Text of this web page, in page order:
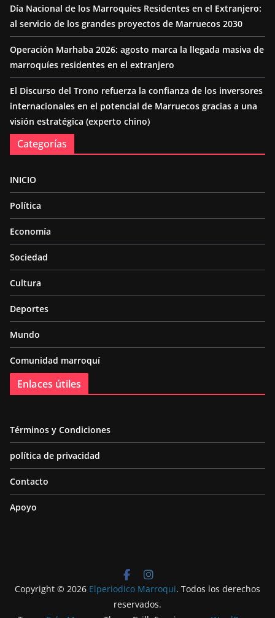
Día Nacional de los Marroquíes Residentes en el Extranjero:
al servicio de los grandes proyectos de Marruecos 2030
Operación Marhaba 2026: agosto marca la llegada masiva de
marroquíes residentes en el extranjero
El Discurso del Trono refuerza la confianza de los inversores
internacionales en el potencial de Marruecos gracias a una
visión estratégica (experto chino)
Categorías
INICIO
Política
Economía
Sociedad
Cultura
Deportes
Mundo
Comunidad marroquí
Enlaces útiles
Términos y Condiciones
política de privacidad
Contacto
Apoyo
Copyright © 2026 Elperiodico Marroqui. Todos los derechos
reservados.